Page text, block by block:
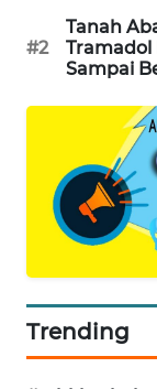
#2
Tanah
Tramadol
Sampai
Trending
WN
KUNINGAN
WN
MAJALENGKA
WN
SUBANG
WN